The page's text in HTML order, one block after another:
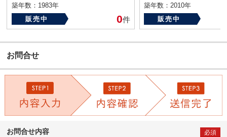
築年数：1983年
販売中
0件
築年数：2010年
販売中
お問合せ
お問合せ内容 必須